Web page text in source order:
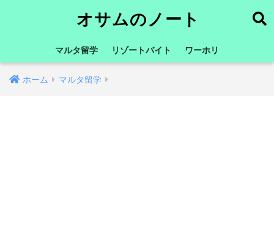
オサムのノート
マルタ留学 リゾートバイト ワーホリ
ホーム マルタ留学